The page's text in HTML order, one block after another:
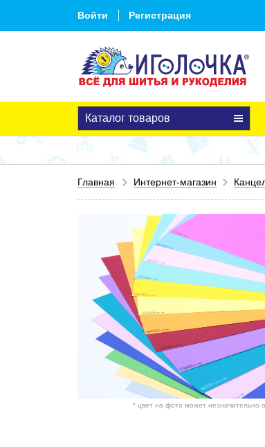
Войти Регистрация
Каталог товаров
Главная Интернет-магазин
* цвет на фото может незначительно